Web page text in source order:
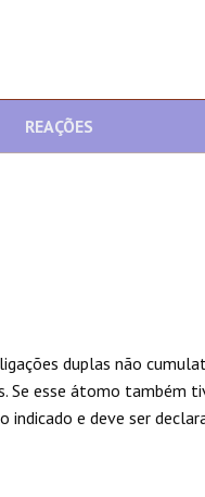
REAÇÕES
duplas não
Se esse átomo também
indicado e deve ser